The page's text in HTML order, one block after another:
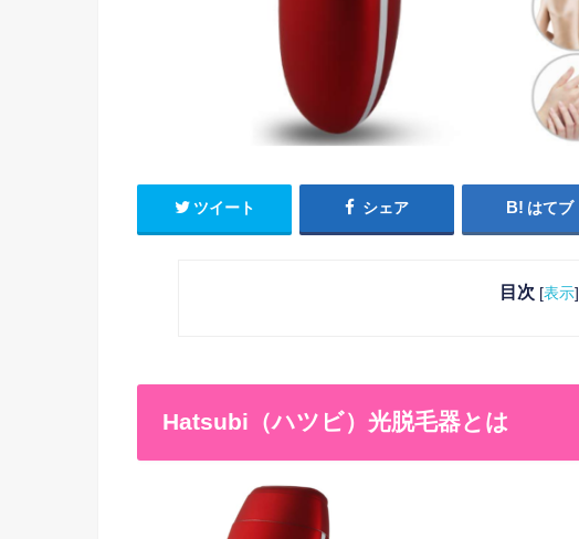
ツイート シェア はてブ
目次 [表示]
Hatsubi（ハツビ）光脱毛器とは